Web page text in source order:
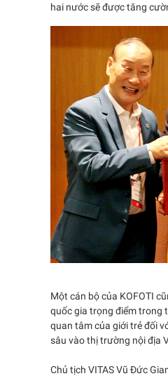
hai nước sẽ được tăng
Một cán bộ của KOFOTI
quốc gia trọng điểm trong
quan tâm của giới trẻ đối
sâu vào thị trường nội địa
Chủ tịch VITAS Vũ Đức